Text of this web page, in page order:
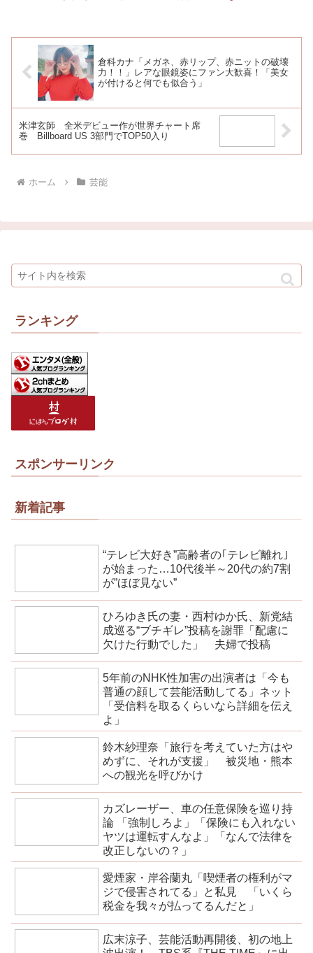
倉科カナ「メガネ、赤リップ、赤ニットの破壊
力！！」レアな眼鏡姿にファン大歓喜！「美女
が付けると何でも似合う」
米津玄師 全米デビュー作が世界チャート席
巻 Billboard US 3部門でTOP50入り
ホーム 芸能
ランキング
スポンサーリンク
新着記事
“テレビ大好き”高齢者の｢テレビ離れ｣
が始まった…10代後半～20代の約7割
が”ほぼ見ない”
ひろゆき氏の妻・西村ゆか氏、新党結
成巡る“ブチギレ”投稿を謝罪「配慮に
欠けた行動でした」 夫婦で投稿
5年前のNHK性加害の出演者は「今も
普通の顔して芸能活動してる」ネット
「受信料を取るくらいなら詳細を伝え
よ」
鈴木紗理奈「旅行を考えていた方はや
めずに、それが支援」 被災地・熊本
への観光を呼びかけ
カズレーザー、車の任意保険を巡り持
論 「強制しろよ」「保険にも入れない
ヤツは運転すんなよ」「なんで法律を
改正しないの？」
愛煙家・岸谷蘭丸「喫煙者の権利がマ
ジで侵害されてる」と私見 「いくら
税金を我々が払ってるんだと」
広末涼子、芸能活動再開後、初の地上